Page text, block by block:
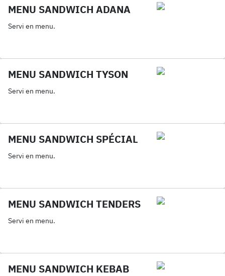
MENU SANDWICH ADANA
Servi en menu.
MENU SANDWICH TYSON
Servi en menu.
MENU SANDWICH SPÉCIAL
Servi en menu.
MENU SANDWICH TENDERS
Servi en menu.
MENU SANDWICH KEBAB